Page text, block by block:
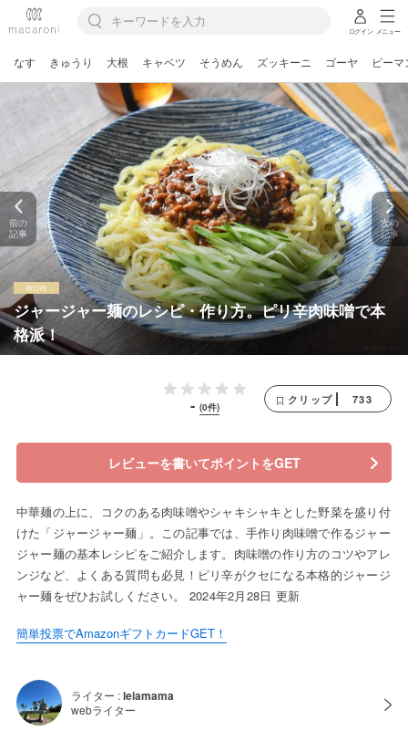
ログイン メニュー
なす きゅうり 大根 キャベツ そうめん ズッキーニ ゴーヤ ピーマ
ジャージャー麺のレシピ・作り方。ピリ辛肉味噌で本
格派！
前の
記事
次の
記事
- (0件)
クリップ 733
レビューを書いてポイントをGET
中華麺の上に、コクのある肉味噌やシャキシャキとした野菜を盛り付
けた「ジャージャー麺」。この記事では、手作り肉味噌で作るジャー
ジャー麺の基本レシピをご紹介します。肉味噌の作り方のコツやアレ
ンジなど、よくある質問も必見！ピリ辛がクセになる本格的ジャージ
ャー麺をぜひお試しください。 2024年2月28日 更新
簡単投票でAmazonギフトカードGET！
ライター :leiamama
webライター